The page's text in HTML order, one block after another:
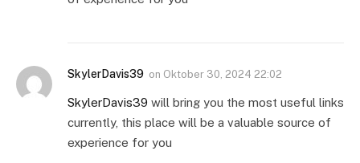
SkylerDavis39 on Oktober 30, 2024 22:02
SkylerDavis39 will bring you the most useful links
currently, this place will be a valuable source of
experience for you